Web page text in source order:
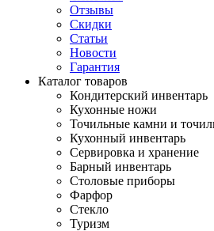
Отзывы
Скидки
Статьи
Новости
Гарантия
Каталог товаров
Кондитерский инвентарь
Кухонные ножи
Точильные камни и
Кухонный инвентарь
Сервировка и хранение
Барный инвентарь
Столовые приборы
Фарфор
Стекло
Туризм